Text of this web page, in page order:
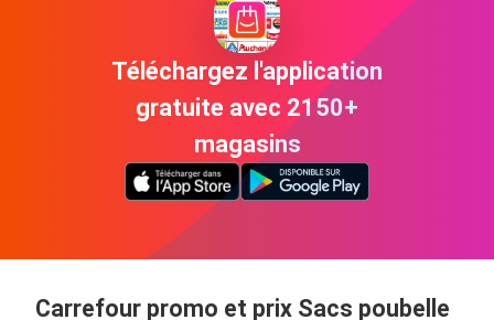
Téléchargez l'application
gratuite avec 2150+
magasins
Carrefour promo et prix Sacs poubelle